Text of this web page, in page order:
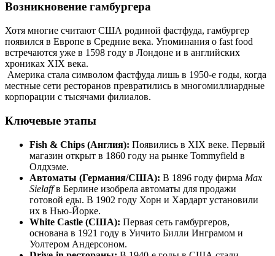
Возникновение гамбургера
Хотя многие считают США родиной фастфуда, гамбургер
появился в Европе в Средние века. Упоминания о fast food
встречаются уже в 1598 году в Лондоне и в английских
хрониках XIX века.
Америка стала символом фастфуда лишь в 1950-е годы, когда
местные сети ресторанов превратились в многомиллиардные
корпорации с тысячами филиалов.
Ключевые этапы
Fish & Chips (Англия): Появились в XIX веке. Первый
магазин открыт в 1860 году на рынке Tommyfield в
Олдхэме.
Автоматы (Германия/США): В 1896 году фирма Max
Sielaffв Берлине изобрела автоматы для продажи
готовой еды. В 1902 году Хорн и Хардарт установили
их в Нью-Йорке.
White Castle (США): Первая сеть гамбургеров,
основана в 1921 году в Уичито Билли Инграмом и
Уолтером Андерсоном.